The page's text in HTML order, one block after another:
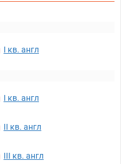
I кв. англ
I кв. англ
II кв. англ
III кв. англ